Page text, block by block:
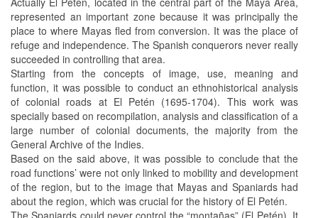
represented an important zone because it was principally the
place to where Mayas fled from conversion. It was the place of
refuge and independence. The Spanish conquerors never really
succeeded in controlling that area.
Starting from the concepts of image, use, meaning and
function, it was possible to conduct an ethnohistorical analysis
of colonial roads at El Petén (1695-1704). This work was
specially based on recompilation, analysis and classification of a
large number of colonial documents, the majority from the
General Archive of the Indies.
Based on the said above, it was possible to conclude that the
road functions’ were not only linked to mobility and development
of the region, but to the image that Mayas and Spaniards had
about the region, which was crucial for the history of El Petén.
The Spaniards could never control the “montañas” (El Petén). It